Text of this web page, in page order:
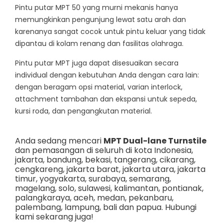
Pintu putar MPT 50 yang murni mekanis hanya
memungkinkan pengunjung lewat satu arah dan
karenanya sangat cocok untuk pintu keluar yang tidak
dipantau di kolam renang dan fasilitas olahraga.
Pintu putar MPT juga dapat disesuaikan secara
individual dengan kebutuhan Anda dengan cara lain:
dengan beragam opsi material, varian interlock,
attachment tambahan dan ekspansi untuk sepeda,
kursi roda, dan pengangkutan material.
Anda sedang mencari MPT Dual-lane Turnstile
dan pemasangan di seluruh di kota Indonesia,
jakarta, bandung, bekasi, tangerang,cikarang,
cengkareng,jakarta barat,jakarta utara,jakarta
timur,yogyakarta,surabaya,semarang,
magelang,solo,sulawesi, kalimantan, pontianak,
palangkaraya,aceh, medan, pekanbaru,
palembang, lampung, balidan papua. Hubungi
kami sekarang juga!